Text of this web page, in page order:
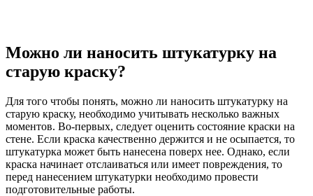
Можно ли наносить штукатурку на
старую краску?
Для того чтобы понять, можно ли наносить штукатурку на
старую краску, необходимо учитывать несколько важных
моментов. Во-первых, следует оценить состояние краски на
стене. Если краска качественно держится и не осыпается, то
штукатурка может быть нанесена поверх нее. Однако, если
краска начинает отслаиваться или имеет повреждения, то
перед нанесением штукатурки необходимо провести
подготовительные работы.